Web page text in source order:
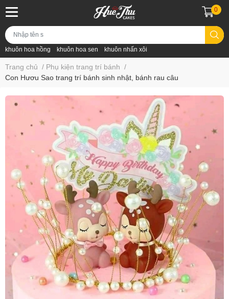
khuôn hoa hồng khuôn hoa sen khuôn nhấn xôi
0
Trang chủ / Phụ kiện trang trí bánh /
Con Hươu Sao trang trí bánh sinh nhật, bánh rau câu